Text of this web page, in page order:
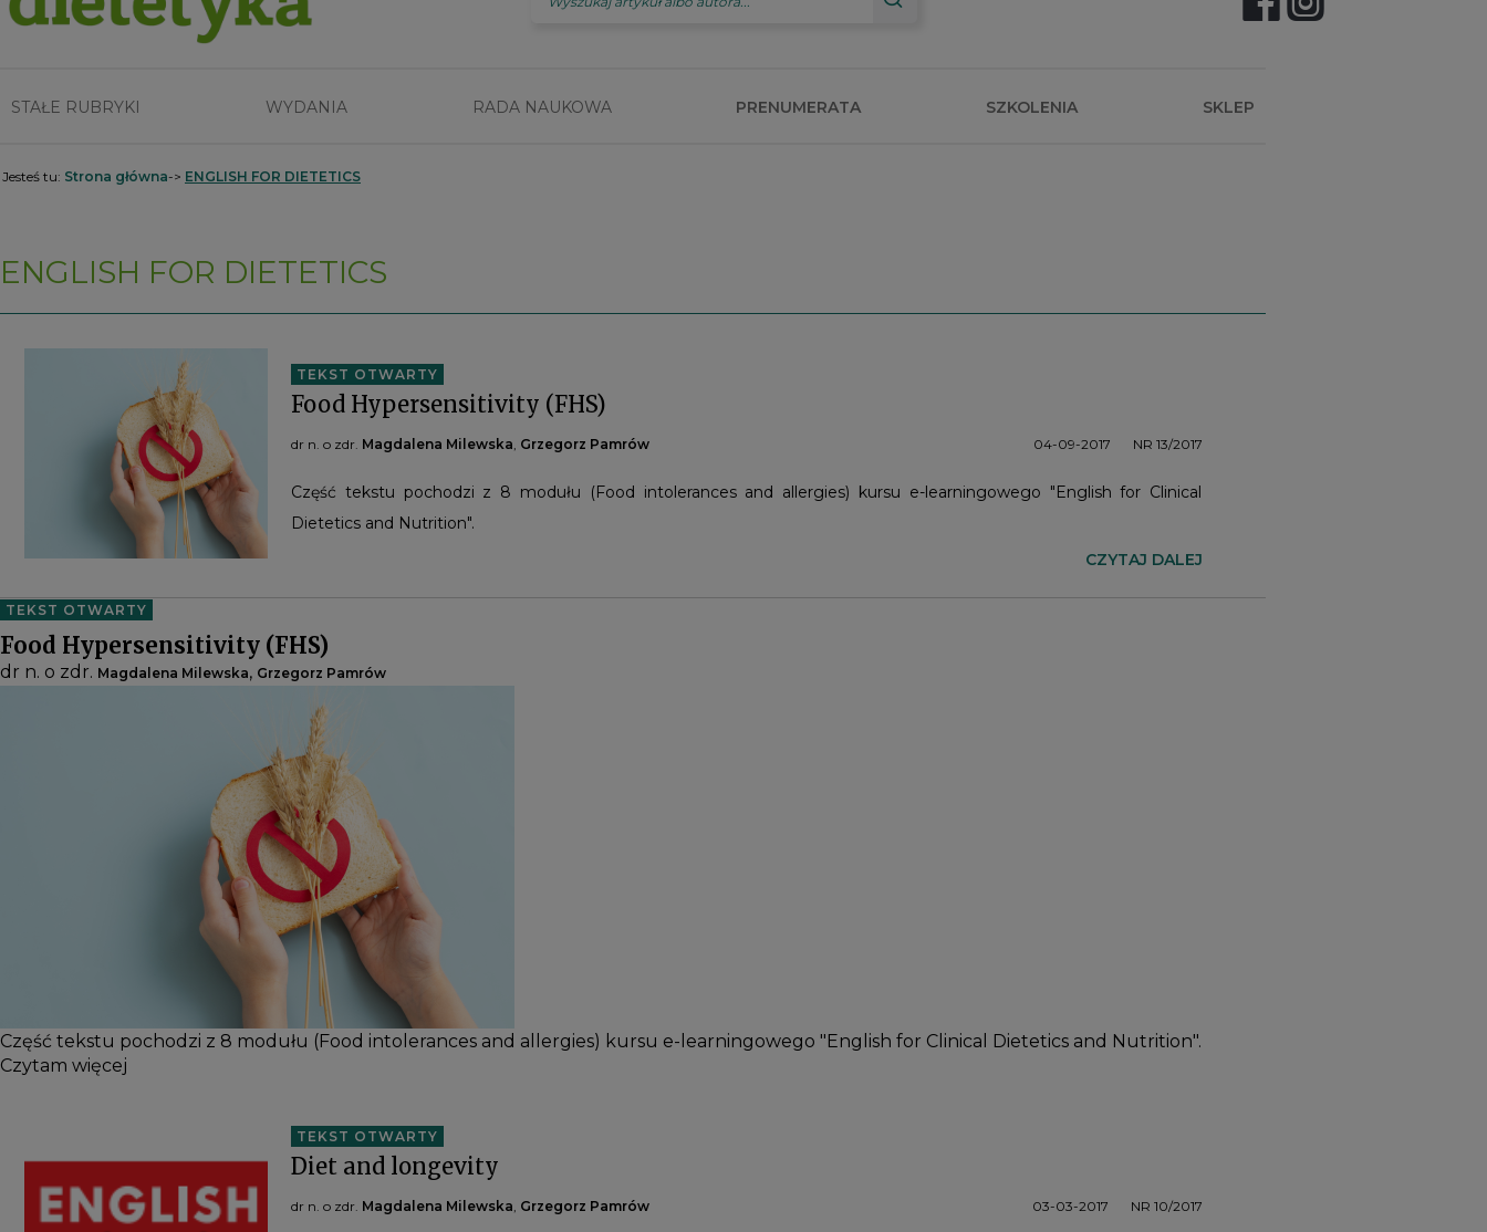
STAŁE RUBRYKI WYDANIA RADA NAUKOWA PRENUMERATA SZKOLENIA SKLEP
Jesteś tu: Strona główna-> ENGLISH FOR DIETETICS
ENGLISH FOR DIETETICS
TEKST OTWARTY
Food Hypersensitivity (FHS)
dr n. o zdr. Magdalena Milewska, Grzegorz Pamrów 04-09-2017 NR 13/2017
Część tekstu pochodzi z 8 modułu (Food intolerances and allergies) kursu e-learningowego "English for Clinical
Dietetics and Nutrition".
CZYTAJ DALEJ
TEKST OTWARTY
Food Hypersensitivity (FHS)
dr n. o zdr. Magdalena Milewska, Grzegorz Pamrów
Część tekstu pochodzi z 8 modułu (Food intolerances and allergies) kursu e-learningowego "English for Clinical Dietetics and Nutrition".
Czytam więcej
TEKST OTWARTY
Diet and longevity
dr n. o zdr. Magdalena Milewska, Grzegorz Pamrów 03-03-2017 NR 10/2017